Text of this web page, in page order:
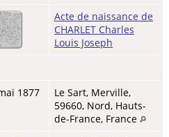
Acte de naissance de
CHARLET Charles
Louis Joseph
1877
Le Sart, Merville,
59660, Nord, Hauts-
de-France, France